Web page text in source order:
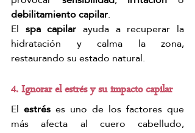
debilitamiento capilar.
El spa capilar ayuda a recuperar la
hidratación y calma la zona,
restaurando su estado natural.
4. Ignorar el estrés y su impacto capilar
El estrés es uno de los factores que
más afecta al cuero cabelludo,